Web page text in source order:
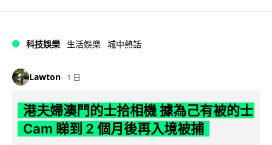
科技娛樂 生活娛樂 城中熱話
Lawton 1 日
港夫婦澳門的士拾相機 據為己有被的士
Cam 睇到 2 個月後再入境被捕